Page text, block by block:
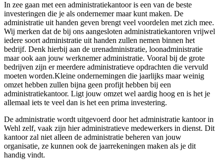
In zee gaan met een administratiekantoor is een van de beste
investeringen die je als ondernemer maar kunt maken. De
administratie uit handen geven brengt veel voordelen met zich mee.
Wij merken dat de bij ons aangesloten administratiekantoren vrijwel
iedere soort administratie uit handen zullen nemen binnen het
bedrijf. Denk hierbij aan de urenadministratie, loonadministratie
maar ook aan jouw werknemer administratie. Vooral bij de grote
bedrijven zijn er meerdere administratieve opdrachten die vervuld
moeten worden.Kleine ondernemingen die jaarlijks maar weinig
omzet hebben zullen bijna geen profijt hebben bij een
administratiekantoor. Ligt jouw omzet wel aardig hoog en is het je
allemaal iets te veel dan is het een prima investering.
De administratie wordt uitgevoerd door het administratie kantoor in
Wehl zelf, vaak zijn hier administratieve medewerkers in dienst. Dit
kantoor zal niet alleen de administratie beheren van jouw
organisatie, ze kunnen ook de jaarrekeningen maken als je dit
handig vindt.